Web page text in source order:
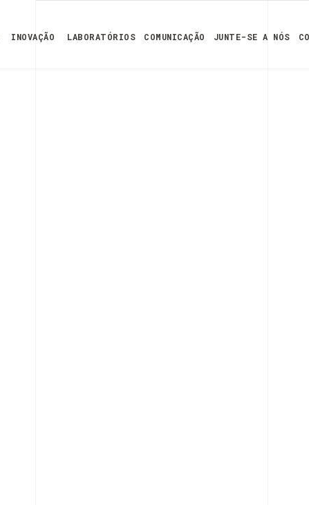
INOVAÇÃO LABORATÓRIOS COMUNICAÇÃO JUNTE-SE A NÓS